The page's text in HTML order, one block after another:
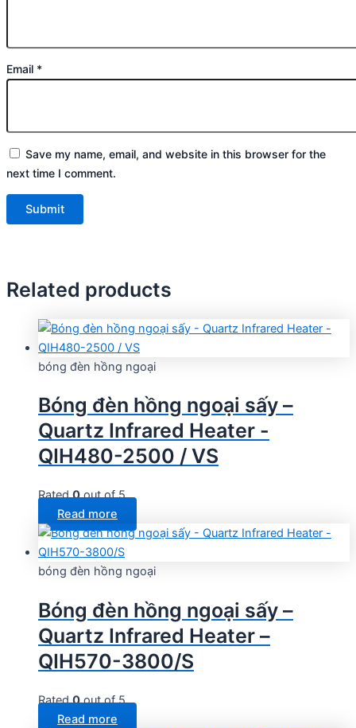
Email *
Save my name, email, and website in this browser for the
next time I comment.
Related products
bóng đèn hồng ngoại
Bóng đèn hồng ngoại sấy –
Quartz Infrared Heater -
QIH480-2500 / VS
Rated0out of 5
Read more
bóng đèn hồng ngoại
Bóng đèn hồng ngoại sấy –
Quartz Infrared Heater –
QIH570-3800/S
Rated0out of 5
Read more